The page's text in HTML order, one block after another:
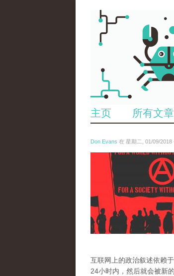
主页 所有文章
Don Evans 在 星期二, 01/09/2018
wechatimg875.jpeg
互联网上的政治叙述依赖
24小时内，然后就会被新